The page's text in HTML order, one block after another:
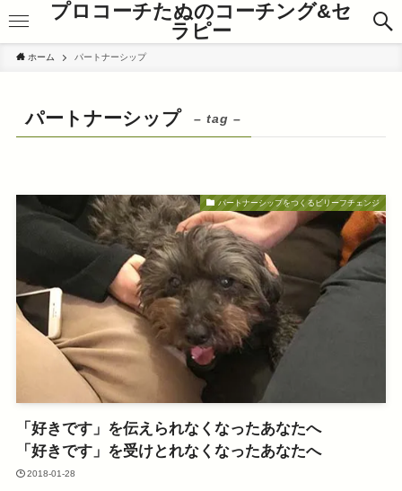
プロコーチたぬのコーチング&セ
ラピー
ホーム パートナーシップ
パートナーシップ – tag –
パートナーシップをつくるビリーフチェンジ
「好きです」を伝えられなくなったあなたへ
「好きです」を受けとれなくなったあなたへ
2018-01-28